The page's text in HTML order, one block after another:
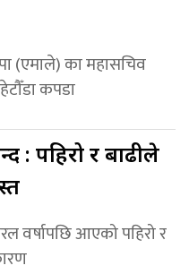
(एमाले) का महासचिव
कपडा
: पहिरो र बाढीले
वर्षापछि आएको पहिरो र